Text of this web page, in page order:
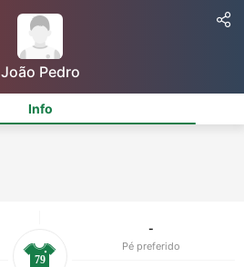
João Pedro
Info
-
Pé preferido
79